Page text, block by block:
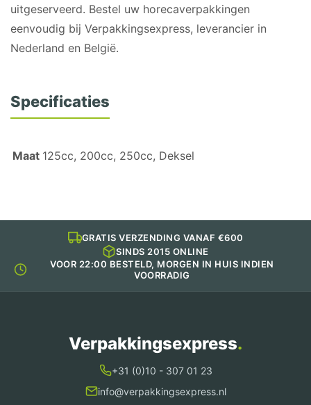
uitgeserveerd. Bestel uw horecaverpakkingen
eenvoudig bij Verpakkingsexpress, leverancier in
Nederland en België.
Specificaties
Maat 125cc, 200cc, 250cc, Deksel
GRATIS VERZENDING VANAF €600
SINDS 2015 ONLINE
VOOR 22:00 BESTELD, MORGEN IN HUIS INDIEN
VOORRADIG
Verpakkingsexpress.
+31 (0)10 - 307 01 23
info@verpakkingsexpress.nl